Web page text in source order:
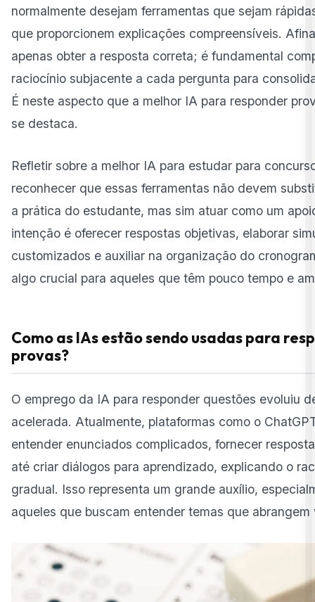
normalmente desejam ferramentas que sejam
que proporcionem explicações compreensíveis.
apenas obter a resposta correta; é fundamental
raciocínio subjacente a cada pergunta para
É neste aspecto que a melhor IA para responder
se destaca.
Refletir sobre a melhor IA para estudar para
reconhecer que essas ferramentas não devem
a prática do estudante, mas sim atuar como um
intenção é oferecer respostas objetivas, elaborar
customizados e auxiliar na organização do
algo crucial para aqueles que têm pouco tempo e
Como as IAs estão sendo usadas para
provas?
O emprego da IA para responder questões evoluiu
acelerada. Atualmente, plataformas como o
entender enunciados complicados, fornecer
até criar diálogos para aprendizado, explicando o
gradual. Isso representa um grande auxílio,
aqueles que buscam entender temas que